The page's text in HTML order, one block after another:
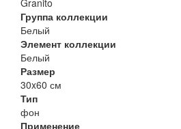
Granito
Группа коллекции
Белый
Элемент коллекции
Белый
Размер
30x60 см
Тип
фон
Применение